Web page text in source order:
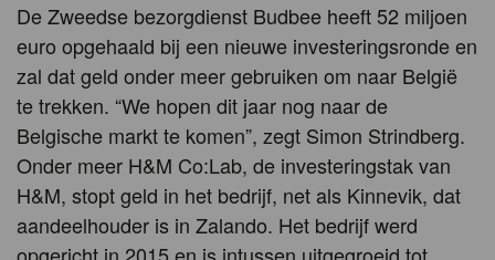
De Zweedse bezorgdienst Budbee heeft 52 miljoen
euro opgehaald bij een nieuwe investeringsronde en
zal dat geld onder meer gebruiken om naar België
te trekken. “We hopen dit jaar nog naar de
Belgische markt te komen”, zegt Simon Strindberg.
Onder meer H&M Co:Lab, de investeringstak van
H&M, stopt geld in het bedrijf, net als Kinnevik, dat
aandeelhouder is in Zalando. Het bedrijf werd